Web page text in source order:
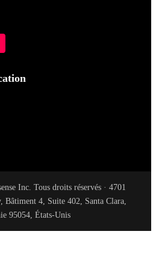
Inc. Tous droits réservés · 4701
Bâtiment 4, Suite 402, Santa Clara,
95054, États-Unis